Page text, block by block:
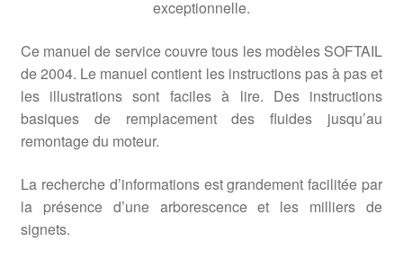
exceptionnelle.
Ce manuel de service couvre tous les modèles SOFTAIL
de 2004. Le manuel contient les instructions pas à pas et
les illustrations sont faciles à lire. Des instructions
basiques de remplacement des fluides jusqu’au
remontage du moteur.
La recherche d’informations est grandement facilitée par
la présence d’une arborescence et les milliers de
signets.